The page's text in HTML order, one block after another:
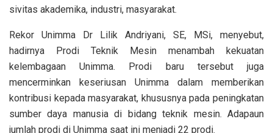
sivitas akademika, industri, masyarakat.
Rekor Unimma Dr Lilik Andriyani, SE, MSi, menyebut,
hadirnya Prodi Teknik Mesin menambah kekuatan
kelembagaan Unimma. Prodi baru tersebut juga
mencerminkan keseriusan Unimma dalam memberikan
kontribusi kepada masyarakat, khususnya pada peningkatan
sumber daya manusia di bidang teknik mesin. Adapaun
jumlah prodi di Unimma saat ini menjadi 22 prodi.